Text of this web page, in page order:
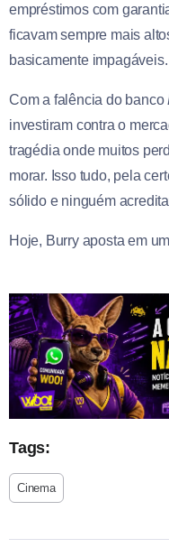
empréstimos com
ficavam sempre mais
basicamente impagáveis.
Com a falência do banco
investiram contra o
tragédia onde muitos
morar. Isso tudo, pela
sólido e ninguém
Hoje, Burry aposta em
Tags:
Cinema